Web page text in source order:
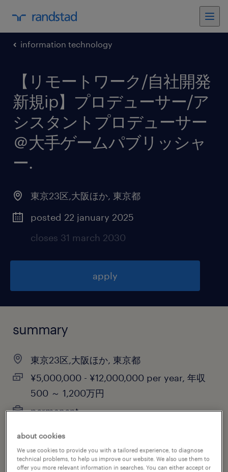
information technology
【リモートワーク/自社開発
新規ip】プロデューサー/ア
シスタントプロデューサー
＠大手ゲームパブリッシャ
ー.
東京23区,大阪ほか, 東京都
posted 22 january 2025
closes 31 march 2030
apply
summary
東京23区,大阪ほか, 東京都
¥5,000,000 - ¥12,000,000 per year, 年収
500 ～ 1,200万円
permanent
job category
about cookies
We use cookies to provide you with a tailored experience, to diagnose
technical problems, to help us improve our website. We also use them to
offer you more relevant information in searches. You can either accept or